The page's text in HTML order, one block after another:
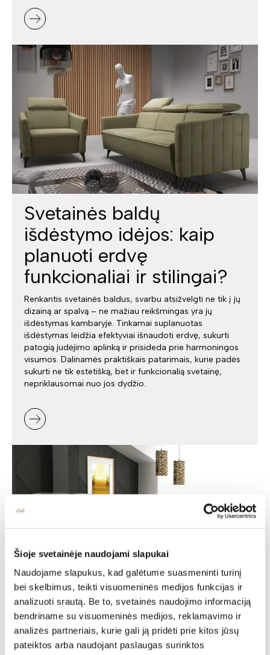
Šioje svetainėje naudojami slapukai
Naudojame slapukus, kad galėtume suasmeninti turinį
bei skelbimus, teikti visuomeninės medijos funkcijas ir
analizuoti srautą. Be to, svetainės naudojimo informaciją
bendriname su visuomeninės medijos, reklamavimo ir
analizės partneriais, kurie gali ją pridėti prie kitos jūsų
pateiktos arba naudojant paslaugas surinktos
Svetainės baldų
išdėstymo idėjos: kaip
planuoti erdvę
funkcionaliai ir stilingai?
Renkantis svetainės baldus, svarbu atsižvelgti ne tik į jų
dizainą ar spalvą – ne mažiau reikšmingas yra jų
išdėstymas kambaryje. Tinkamai suplanuotas
išdėstymas leidžia efektyviai išnaudoti erdvę, sukurti
patogią judėjimo aplinką ir prisideda prie harmoningos
visumos. Dalinamės praktiškais patarimais, kurie padės
sukurti ne tik estetišką, bet ir funkcionalią svetainę,
nepriklausomai nuo jos dydžio.
Minkšti baldai -
jaukumas ir stilius jūsų
namuose